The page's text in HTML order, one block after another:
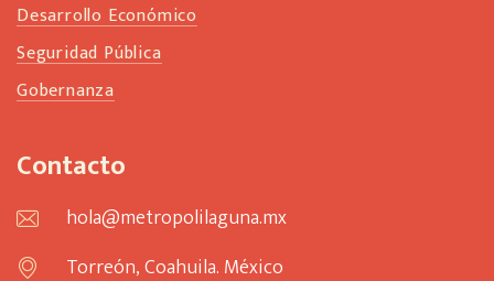
Desarrollo Económico
Seguridad Pública
Gobernanza
Contacto
hola@metropolilaguna.mx
Torreón, Coahuila. México